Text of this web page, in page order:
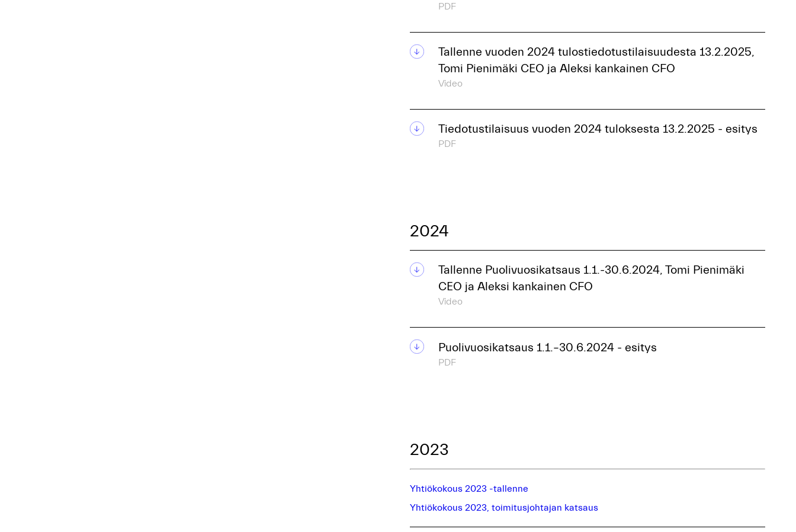
PDF
Tallenne vuoden 2024 tulostiedotustilaisuudesta 13.2.2025,
Tomi Pienimäki CEO ja Aleksi kankainen CFO
Video
Tiedotustilaisuus vuoden 2024 tuloksesta 13.2.2025 - esitys
PDF
2024
Tallenne Puolivuosikatsaus 1.1.-30.6.2024, Tomi Pienimäki
CEO ja Aleksi kankainen CFO
Video
Puolivuosikatsaus 1.1.–30.6.2024 - esitys
PDF
2023
Yhtiökokous 2023 -tallenne
Yhtiökokous 2023, toimitusjohtajan katsaus